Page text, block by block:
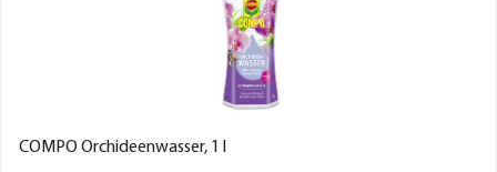
COMPO Orchideenwasser, 1 l